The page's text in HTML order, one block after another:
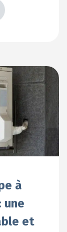
à
une
et